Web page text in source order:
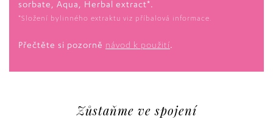
sorbate, Aqua, Herbal extract*.
*Složení bylinného extraktu viz příbalová informace.
Přečtěte si pozorně návod k použití.
Zůstaňme ve spojení